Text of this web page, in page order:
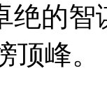
绝的
顶峰。